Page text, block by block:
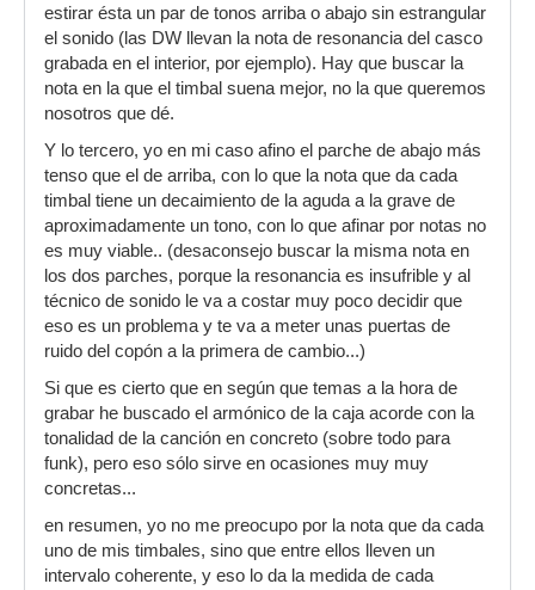
estirar ésta un par de tonos arriba o abajo sin estrangular
el sonido (las DW llevan la nota de resonancia del casco
grabada en el interior, por ejemplo). Hay que buscar la
nota en la que el timbal suena mejor, no la que queremos
nosotros que dé.
Y lo tercero, yo en mi caso afino el parche de abajo más
tenso que el de arriba, con lo que la nota que da cada
timbal tiene un decaimiento de la aguda a la grave de
aproximadamente un tono, con lo que afinar por notas no
es muy viable.. (desaconsejo buscar la misma nota en
los dos parches, porque la resonancia es insufrible y al
técnico de sonido le va a costar muy poco decidir que
eso es un problema y te va a meter unas puertas de
ruido del copón a la primera de cambio...)
Si que es cierto que en según que temas a la hora de
grabar he buscado el armónico de la caja acorde con la
tonalidad de la canción en concreto (sobre todo para
funk), pero eso sólo sirve en ocasiones muy muy
concretas...
en resumen, yo no me preocupo por la nota que da cada
uno de mis timbales, sino que entre ellos lleven un
intervalo coherente, y eso lo da la medida de cada